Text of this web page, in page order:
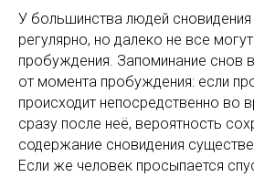
У большинства людей
регулярно, но далеко не все
пробуждения. Запоминание снов
от момента пробуждения: если
происходит непосредственно во
сразу после неё, вероятность
содержание сновидения
Если же человек просыпается